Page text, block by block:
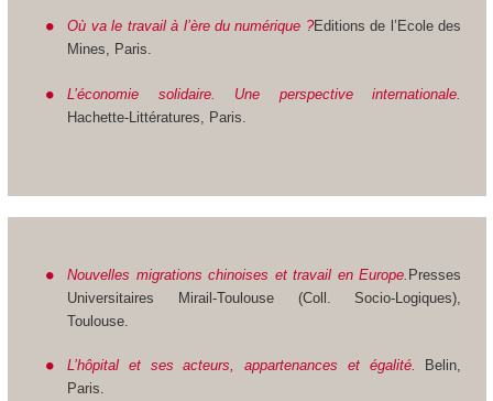
Où va le travail à l’ère du numérique ?Editions de l’Ecole des
Mines, Paris.
L’économie solidaire. Une perspective internationale.
Hachette-Littératures, Paris.
Nouvelles migrations chinoises et travail en Europe. Presses
Universitaires Mirail-Toulouse (Coll. Socio-Logiques),
Toulouse.
L’hôpital et ses acteurs, appartenances et égalité.
Belin,
Paris.